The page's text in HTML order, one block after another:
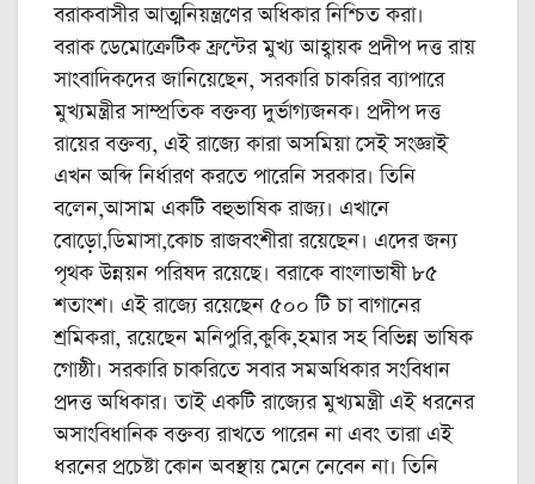
বরাকবাসীর আত্মনিয়ন্ত্রণের অধিকার নিশ্চিত করা।
বরাক ডেমোক্রেটিক ফ্রন্টের মুখ্য আহ্বায়ক প্রদীপ দত্ত রায়
সাংবাদিকদের জানিয়েছেন, সরকারি চাকরির ব্যাপারে
মুখ্যমন্ত্রীর সাম্প্রতিক বক্তব্য দুর্ভাগ্যজনক। প্রদীপ দত্ত
রায়ের বক্তব্য, এই রাজ্যে কারা অসমিয়া সেই সংজ্ঞাই
এখন অব্দি নির্ধারণ করতে পারেনি সরকার। তিনি
বলেন,আসাম একটি বহুভাষিক রাজ্য। এখানে
বোড়ো,ডিমাসা,কোচ রাজবংশীরা রয়েছেন। এদের জন্য
পৃথক উন্নয়ন পরিষদ রয়েছে। বরাকে বাংলাভাষী ৮৫
শতাংশ। এই রাজ্যে রয়েছেন ৫০০ টি চা বাগানের
শ্রমিকরা, রয়েছেন মনিপুরি,কুকি,হমার সহ বিভিন্ন ভাষিক
গোষ্ঠী। সরকারি চাকরিতে সবার সমঅধিকার সংবিধান
প্রদত্ত অধিকার। তাই একটি রাজ্যের মুখ্যমন্ত্রী এই ধরনের
অসাংবিধানিক বক্তব্য রাখতে পারেন না এবং তারা এই
ধরনের প্রচেষ্টা কোন অবস্থায় মেনে নেবেন না। তিনি